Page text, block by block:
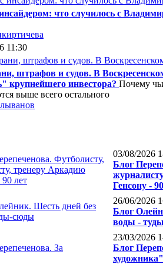
инсайдером: что случилось с
11:30
штрафов и судов. В
крупнейшего инвестора? Почему
выше всего остального
03/08/2026
Блог
Генсону -
26/06/2026
Блог
воды -
23/03/2026
Блог